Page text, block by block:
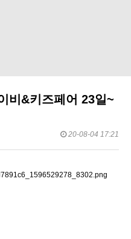
비&키즈페어 23일~
20-08-04 17:21